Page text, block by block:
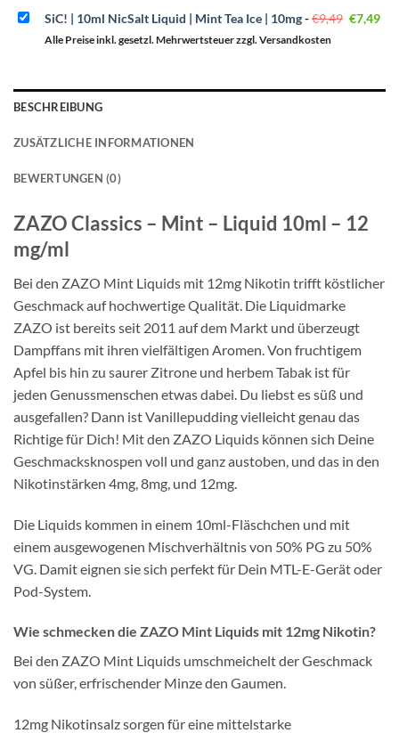
SiC! | 10ml NicSalt Liquid | Mint Tea Ice | 10mg-€9,49 Preis
€7,49
Alle Preise inkl. gesetzl. Mehrwertsteuer zzgl. Versandkosten
BESCHREIBUNG
ZUSÄTZLICHE INFORMATIONEN
BEWERTUNGEN (0)
ZAZO Classics – Mint – Liquid 10ml – 12
mg/ml
Bei den ZAZO Mint Liquids mit 12mg Nikotin trifft köstlicher
Geschmack auf hochwertige Qualität. Die Liquidmarke
ZAZO ist bereits seit 2011 auf dem Markt und überzeugt
Dampffans mit ihren vielfältigen Aromen. Von fruchtigem
Apfel bis hin zu saurer Zitrone und herbem Tabak ist für
jeden Genussmenschen etwas dabei. Du liebst es süß und
ausgefallen? Dann ist Vanillepudding vielleicht genau das
Richtige für Dich! Mit den ZAZO Liquids können sich Deine
Geschmacksknospen voll und ganz austoben, und das in den
Nikotinstärken 4mg, 8mg, und 12mg.
Die Liquids kommen in einem 10ml-Fläschchen und mit
einem ausgewogenen Mischverhältnis von 50% PG zu 50%
VG. Damit eignen sie sich perfekt für Dein MTL-E-Gerät oder
Pod-System.
Wie schmecken die ZAZO Mint Liquids mit 12mg Nikotin?
Bei den ZAZO Mint Liquids umschmeichelt der Geschmack
von süßer, erfrischender Minze den Gaumen.
12mg Nikotinsalz sorgen für eine mittelstarke